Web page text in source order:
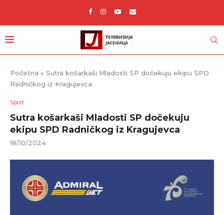
Početna » Sutra košarkaši Mladosti SP dočekuju ekipu SPD
Radničkog iz Kragujevca
Sport
Sutra košarkaši Mladosti SP dočekuju
ekipu SPD Radničkog iz Kragujevca
18/10/2024